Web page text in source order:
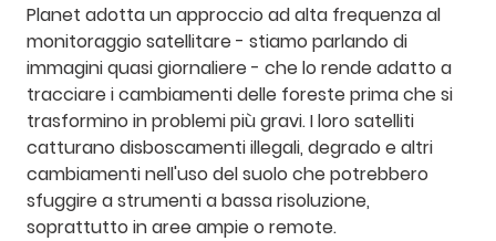
Planet adotta un approccio ad alta frequenza al
monitoraggio satellitare - stiamo parlando di
immagini quasi giornaliere - che lo rende adatto a
tracciare i cambiamenti delle foreste prima che si
trasformino in problemi più gravi. I loro satelliti
catturano disboscamenti illegali, degrado e altri
cambiamenti nell'uso del suolo che potrebbero
sfuggire a strumenti a bassa risoluzione,
soprattutto in aree ampie o remote.